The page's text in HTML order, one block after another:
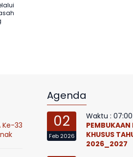
Ke-33
Agenda
02
Feb 2026
Waktu : 07:00
PEMBUKAAN
KHUSUS
2026_2027